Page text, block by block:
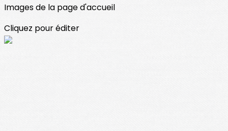
Images de la page d'accueil
Cliquez pour éditer